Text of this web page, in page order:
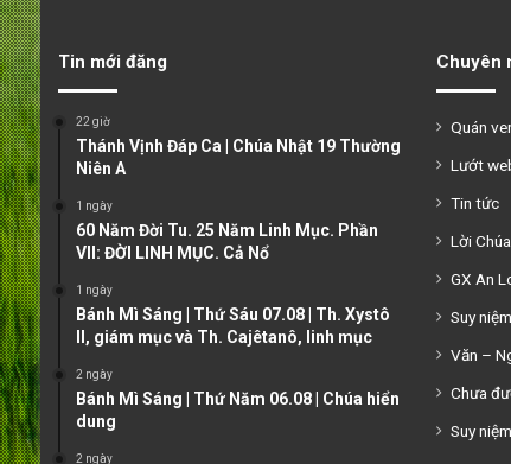
Tin mới đăng
22 giờ
Thánh Vịnh Đáp Ca | Chúa Nhật 19 Thường
Niên A
1 ngày
60 Năm Đời Tu. 25 Năm Linh Mục. Phần
VII: ĐỜI LINH MỤC. Cả Nổ
1 ngày
Bánh Mì Sáng | Thứ Sáu 07.08 | Th. Xystô
II, giám mục và Th. Cajêtanô, linh mục
2 ngày
Bánh Mì Sáng | Thứ Năm 06.08 | Chúa hiển
dung
2 ngày
Chuyên
Quán
Lướt
Tin tức
Lời Chúa
GX An
Suy niệm
Văn –
Chưa
Suy